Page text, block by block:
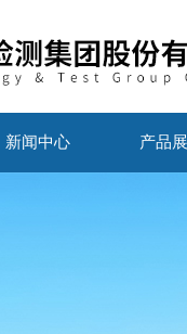
新闻中心 产品